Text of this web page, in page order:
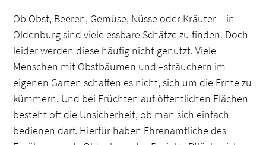
Ob Obst, Beeren, Gemüse, Nüsse oder Kräuter – in
Oldenburg sind viele essbare Schätze zu finden. Doch
leider werden diese häufig nicht genutzt. Viele
Menschen mit Obstbäumen und –sträuchern im
eigenen Garten schaffen es nicht, sich um die Ernte zu
kümmern. Und bei Früchten auf öffentlichen Flächen
besteht oft die Unsicherheit, ob man sich einfach
bedienen darf. Hierfür haben Ehrenamtliche des